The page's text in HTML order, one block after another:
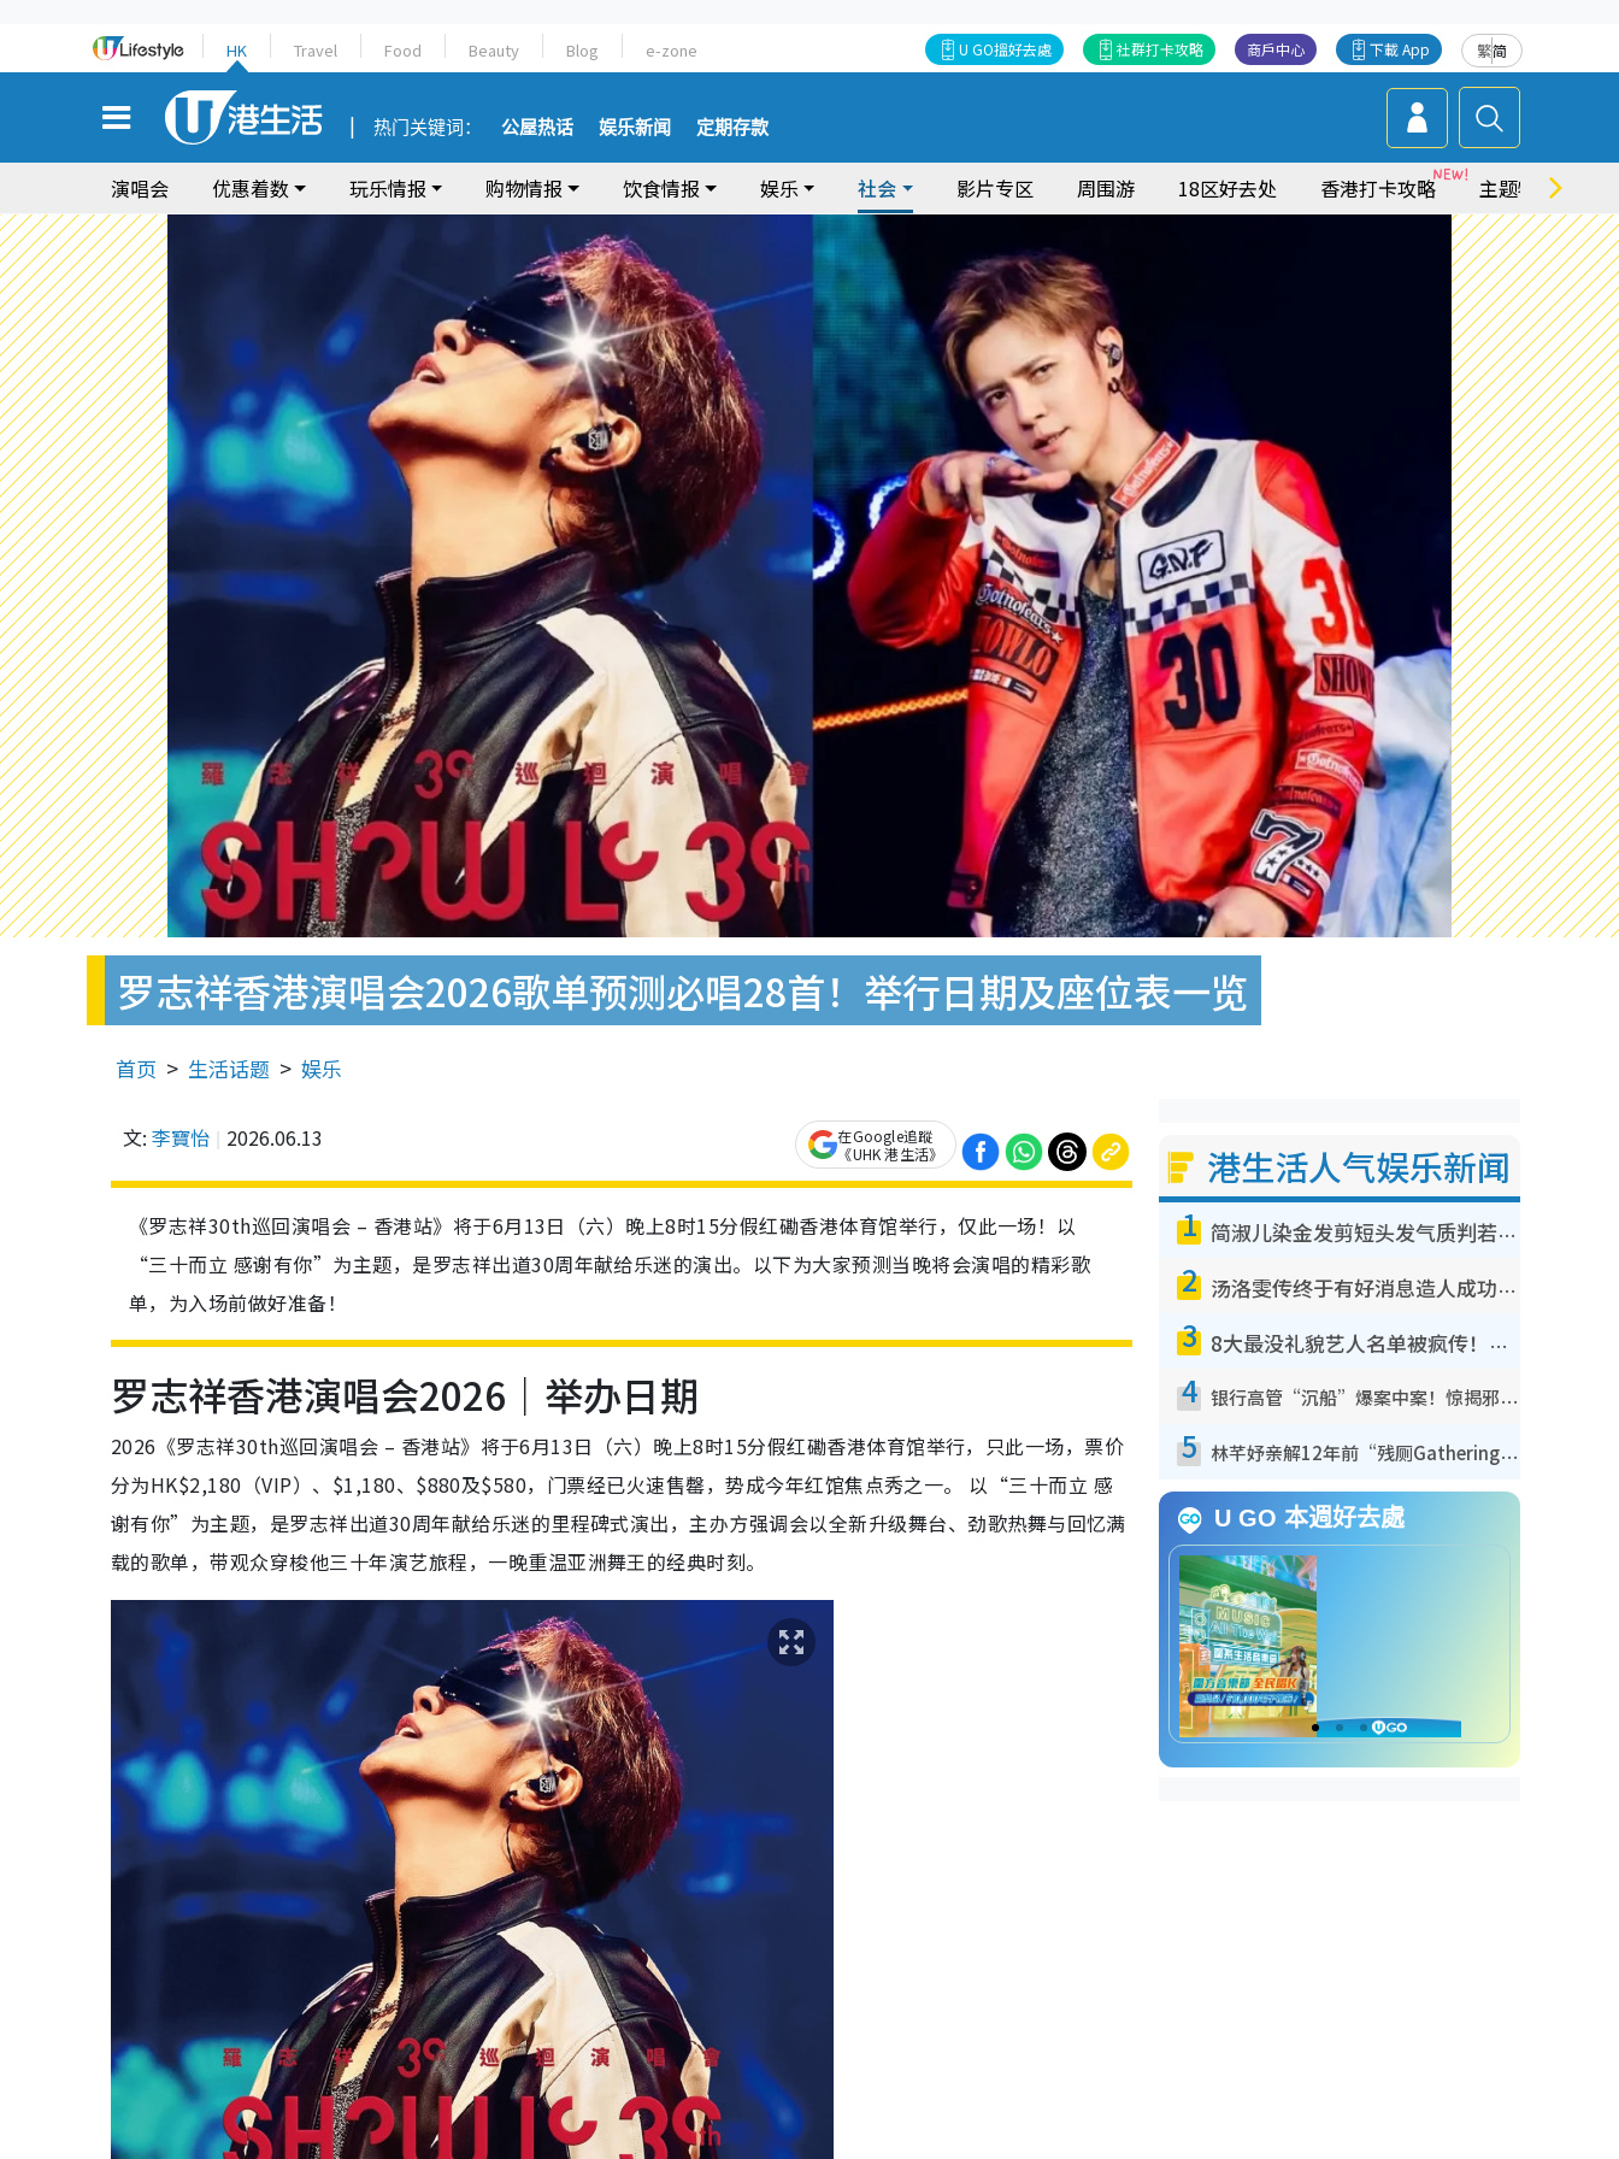
HK Travel Food Beauty Blog e-zone 繁简
下載 App
商戶中心
社群打卡攻略
U GO搵好去處
热门关键词： 公屋热话 娱乐新闻 定期存款
演唱会 优惠着数 玩乐情报 购物情报 饮食情报 娱乐 社会 影片专区 周围游 18区好去处 香港打卡攻略 主题特集
罗志祥香港演唱会2026歌单预测必唱28首！举行日期及座位表一览
首页 生活话题 娱乐
文: 李寶怡 2026.06.13
在Google追蹤
《UHK 港生活》
《罗志祥30th巡回演唱会 – 香港站》将于6月13日（六）晚上8时15分假红磡香港体育馆举行，仅此一场！以
“三十而立 感谢有你”为主题，是罗志祥出道30周年献给乐迷的演出。以下为大家预测当晚将会演唱的精彩歌
单，为入场前做好准备！
罗志祥香港演唱会2026｜举办日期
2026《罗志祥30th巡回演唱会 – 香港站》将于6月13日（六）晚上8时15分假红磡香港体育馆举行，只此一场，票价
分为HK$2,180（VIP）、$1,180、$880及$580，门票经已火速售罄，势成今年红馆焦点秀之一。 以“三十而立 感
谢有你”为主题，是罗志祥出道30周年献给乐迷的里程碑式演出，主办方强调会以全新升级舞台、劲歌热舞与回忆满
载的歌单，带观众穿梭他三十年演艺旅程，一晚重温亚洲舞王的经典时刻。
港生活人气娱乐新闻
1 简淑儿染金发剪短头发气质判若两人！吓坏老公麦大力都认不出：“你做什么？”
2 汤洛雯传终于有好消息造人成功！两大细节曝孕味极浓引猜测：大肚婆先会咁！
3 8大最没礼貌艺人名单被疯传！网友揭发明星真面目，一致数落这一位是无品天花板？
4 银行高管“沉船”爆案中案！惊揭邪教洗脑操控卖淫被吞600万，幕后黑手讲多错多
5 林芊妤亲解12年前“残厕Gathering”真相！高层解约一句话重创尊严，至今拒返TVB
U GO 本週好去處